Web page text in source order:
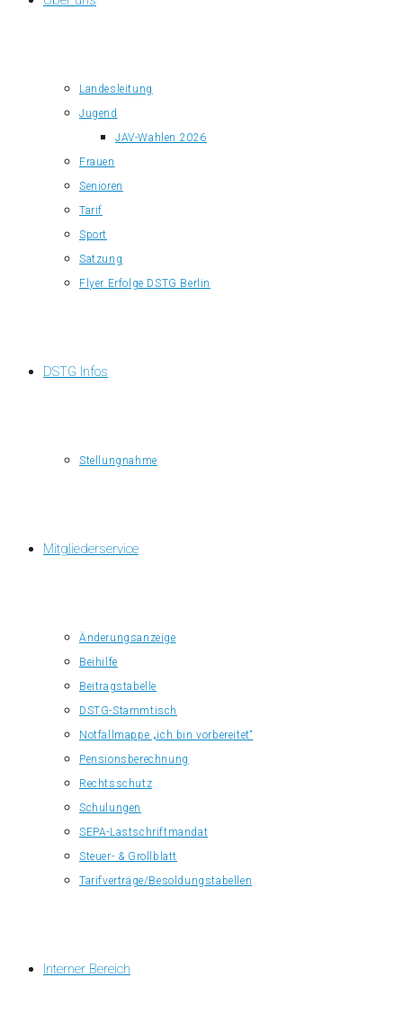
Landesleitung
Jugend
JAV-Wahlen 2026
Frauen
Senioren
Tarif
Sport
Satzung
Flyer Erfolge DSTG Berlin
DSTG Infos
Stellungnahme
Mitgliederservice
Änderungsanzeige
Beihilfe
Beitragstabelle
DSTG-Stammtisch
Notfallmappe „ich bin vorbereitet“
Pensionsberechnung
Rechtsschutz
Schulungen
SEPA-Lastschriftmandat
Steuer- & Grollblatt
Tarifverträge/Besoldungstabellen
Interner Bereich